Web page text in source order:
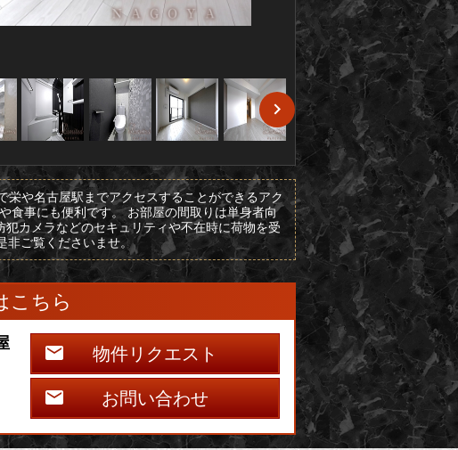
や名古屋駅までアクセスすることができるアク
食事にも便利です。 お部屋の間取りは単身者向
カメラなどのセキュリティや不在時に荷物を受
非ご覧くださいませ。
こちら
物件リクエスト
お問い合わせ